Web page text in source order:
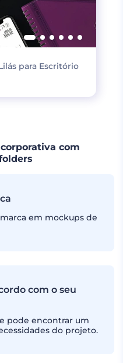
para Escritório
com
em mockups de
com o seu
pode encontrar um
do projeto.